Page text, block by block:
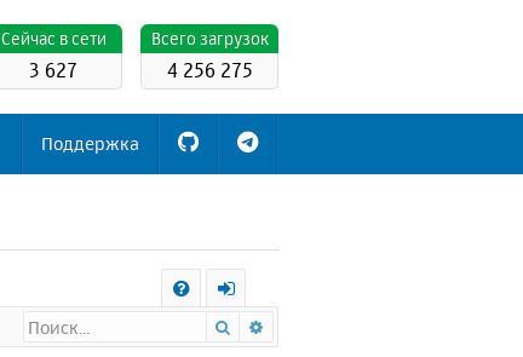
Всего загрузок
4 256 275
Cейчас в сети
3 627
Поддержка
х
Поиск